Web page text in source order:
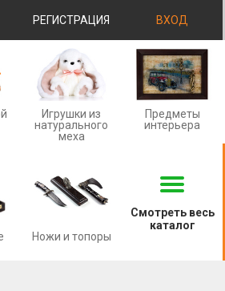
РЕГИСТРАЦИЯ ВХОД
Игрушки из
натурального
меха
Предметы
интерьера
Ножи и топоры
Смотреть весь
каталог